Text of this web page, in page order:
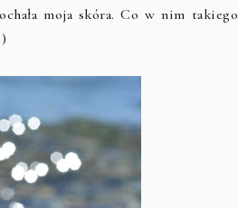
moja skóra. Co w nim takiego